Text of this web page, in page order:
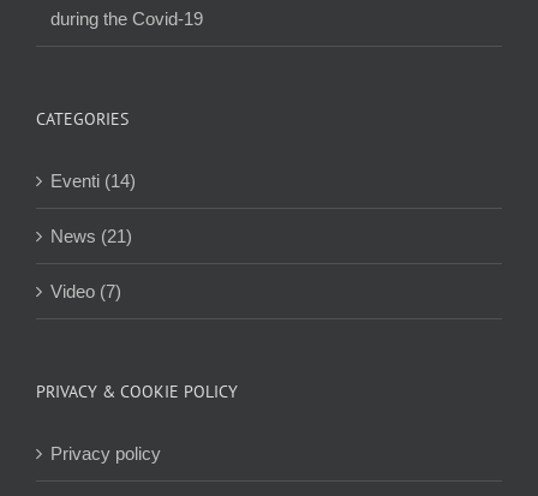
during the Covid-19
CATEGORIES
Eventi (14)
News (21)
Video (7)
PRIVACY & COOKIE POLICY
Privacy policy